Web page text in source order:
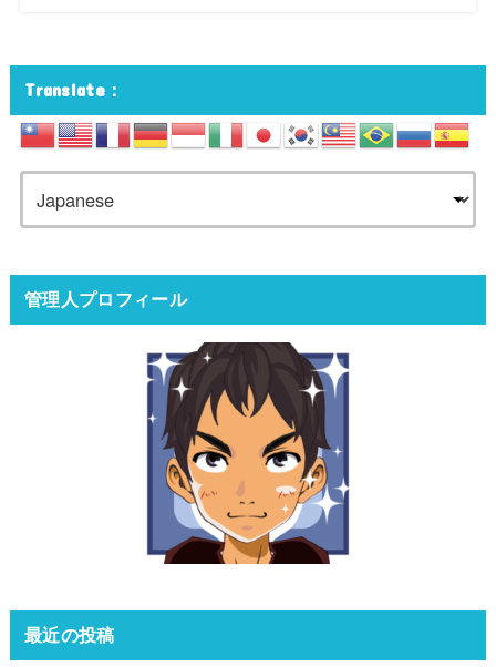
Translate：
管理人プロフィール
最近の投稿